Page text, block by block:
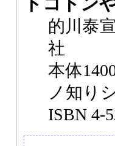
的川泰
社
本体
ノ知り
ISBN 4-